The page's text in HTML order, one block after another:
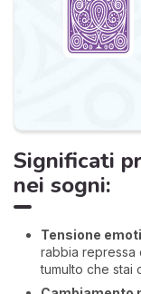
Significati
nei sogni:
Tensione
rabbia repressa
tumulto che stai